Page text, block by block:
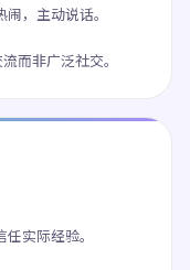
，主动说话。
而非广泛社交。
实际经验。